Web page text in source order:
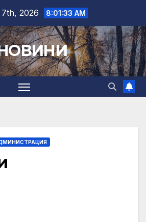
2026 8:01:34 AM